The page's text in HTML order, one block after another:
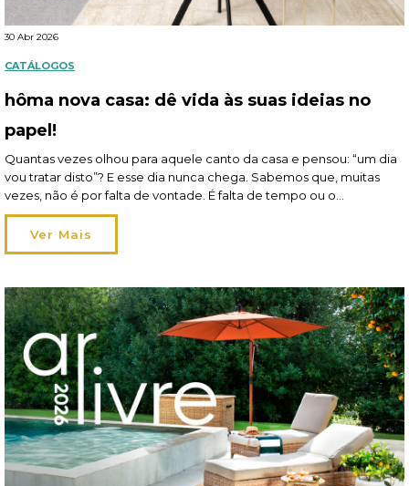
30 Abr 2026
CATÁLOGOS
hôma nova casa: dê vida às suas ideias no
papel!
Quantas vezes olhou para aquele canto da casa e pensou: “um dia
vou tratar disto”? E esse dia nunca chega. Sabemos que, muitas
vezes, não é por falta de vontade. É falta de tempo ou o
orçamento que obriga a dar prioridade a outras coisas. E, assim,
vão ficando para trás pequenos projetos que gostaria […]
Ver Mais